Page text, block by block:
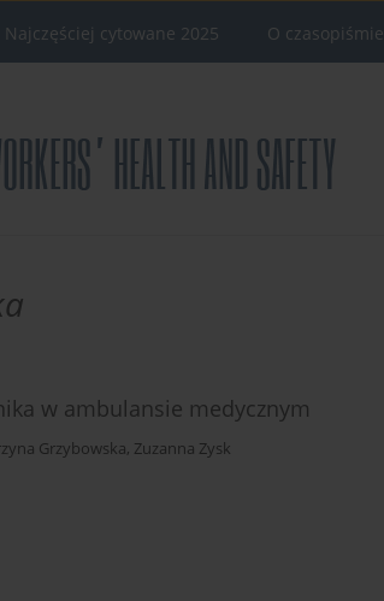
Najczęściej cytowane 2025 O czasopiśmie
w ambulansie medycznym
Grzybowska, Zuzanna Zysk